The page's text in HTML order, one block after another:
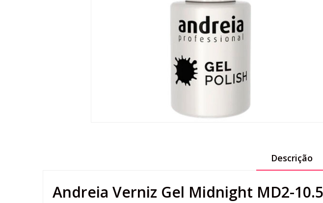
Descrição
Andreia Verniz Gel Midnight MD2-